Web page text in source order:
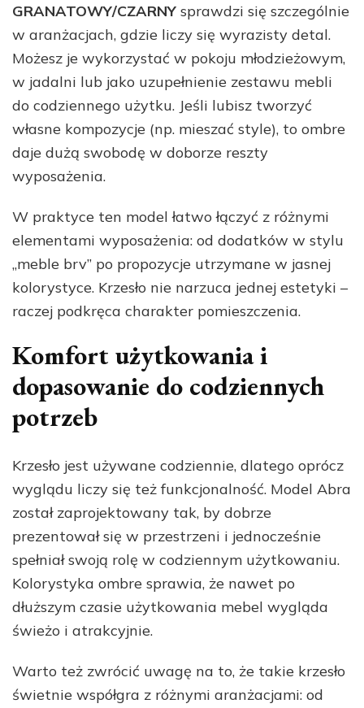
GRANATOWY/CZARNY sprawdzi się szczególnie
w aranżacjach, gdzie liczy się wyrazisty detal.
Możesz je wykorzystać w pokoju młodzieżowym,
w jadalni lub jako uzupełnienie zestawu mebli
do codziennego użytku. Jeśli lubisz tworzyć
własne kompozycje (np. mieszać style), to ombre
daje dużą swobodę w doborze reszty
wyposażenia.
W praktyce ten model łatwo łączyć z różnymi
elementami wyposażenia: od dodatków w stylu
„meble brv” po propozycje utrzymane w jasnej
kolorystyce. Krzesło nie narzuca jednej estetyki –
raczej podkręca charakter pomieszczenia.
Komfort użytkowania i
dopasowanie do codziennych
potrzeb
Krzesło jest używane codziennie, dlatego oprócz
wyglądu liczy się też funkcjonalność. Model Abra
został zaprojektowany tak, by dobrze
prezentował się w przestrzeni i jednocześnie
spełniał swoją rolę w codziennym użytkowaniu.
Kolorystyka ombre sprawia, że nawet po
dłuższym czasie użytkowania mebel wygląda
świeżo i atrakcyjnie.
Warto też zwrócić uwagę na to, że takie krzesło
świetnie współgra z różnymi aranżacjami: od